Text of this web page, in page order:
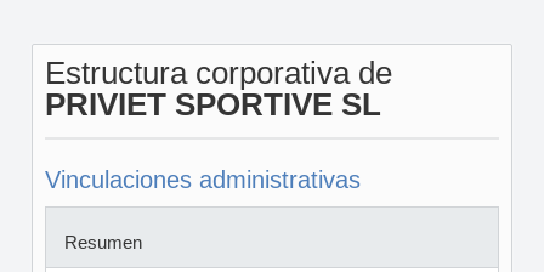
Estructura corporativa de
PRIVIET SPORTIVE SL
Vinculaciones administrativas
Resumen